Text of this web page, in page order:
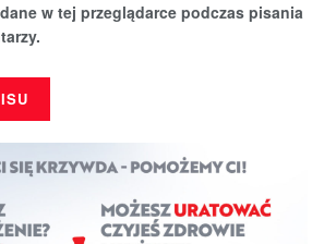
w tej przeglądarce podczas pisania